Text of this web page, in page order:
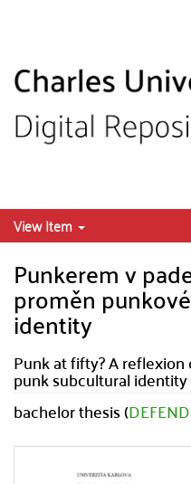
View Item
Punkerem v
proměn
identity
Punk at fifty? A
punk subcultural identity
bachelor thesis (